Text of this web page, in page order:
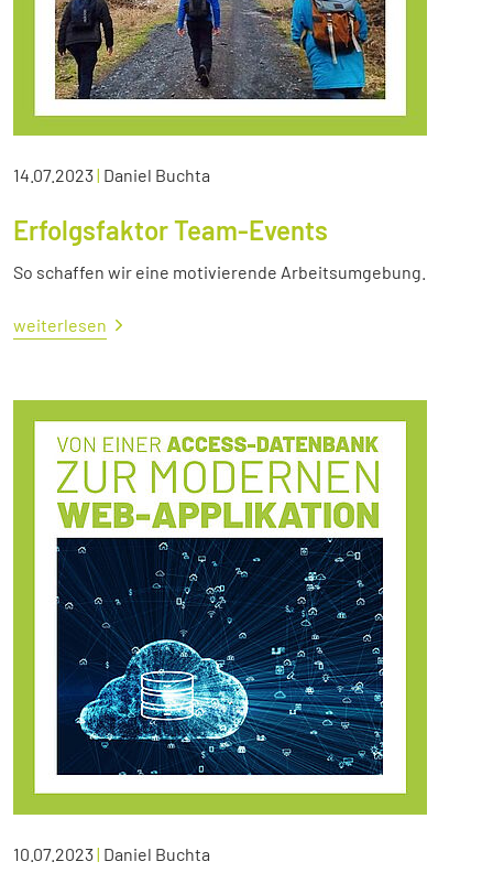
14.07.2023| Daniel Buchta
Erfolgsfaktor Team-Events
So schaffen wir eine motivierende Arbeitsumgebung.
weiterlesen
10.07.2023| Daniel Buchta